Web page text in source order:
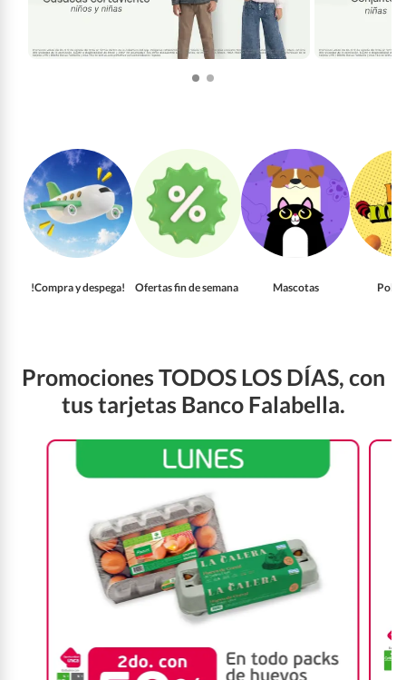
!Compra y despega! Ofertas fin de semana Mascotas
Promociones TODOS LOS DÍAS, con
tus tarjetas Banco Falabella.